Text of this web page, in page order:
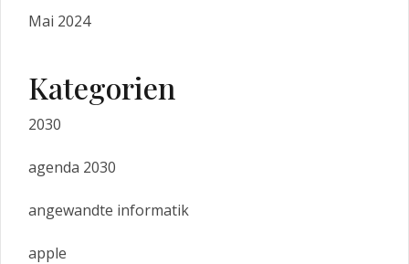
Mai 2024
Kategorien
2030
agenda 2030
angewandte informatik
apple